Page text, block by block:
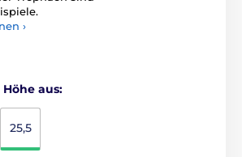
›
aus:
25,5